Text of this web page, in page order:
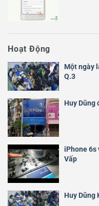
Hoạt Động
Một ngày
Q.3
Huy Dũng
iPhone 6s
Vấp
Huy Dũng